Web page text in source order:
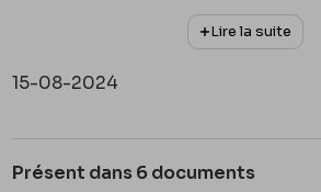
Lire la suite
15-08-2024
Présent dans 6 documents